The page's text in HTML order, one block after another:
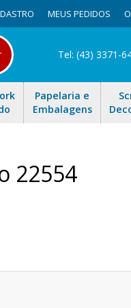
MEUS PEDIDOS
Tel: (43) 3371-
Papelaria e
Embalagens
22554